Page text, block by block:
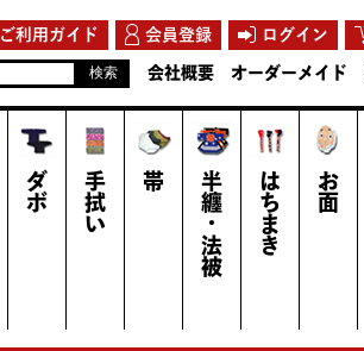
ご利用ガイド 会員登録 ログイン
会社概要 オーダーメイド
ダボ 手拭い 帯 半纏・法被 はちまき お面